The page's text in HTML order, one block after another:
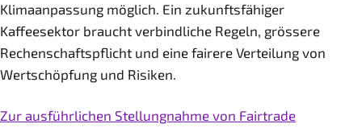
Klimaanpassung möglich. Ein zukunftsfähiger
Kaffeesektor braucht verbindliche Regeln, grössere
Rechenschaftspflicht und eine fairere Verteilung von
Wertschöpfung und Risiken.
Zur ausführlichen Stellungnahme von Fairtrade